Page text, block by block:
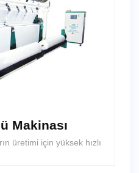
Makinası
üretimi için yüksek hızlı